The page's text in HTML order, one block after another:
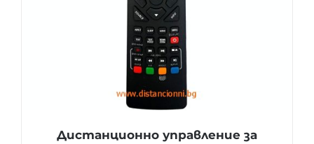
Дистанционно управление за